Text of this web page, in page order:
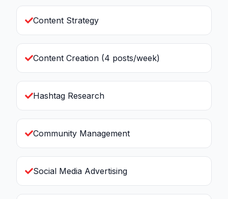
Content Strategy
Content Creation (4 posts/week)
Hashtag Research
Community Management
Social Media Advertising